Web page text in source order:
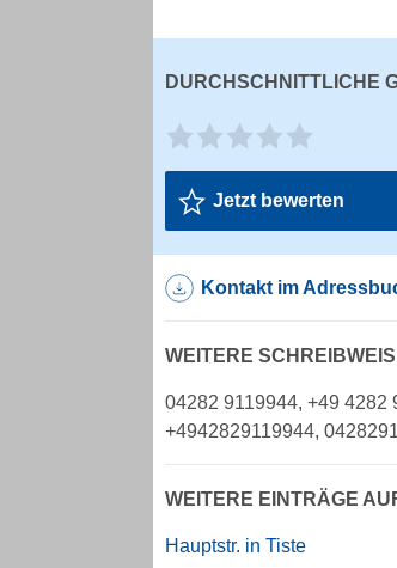
DURCHSCHNITTLICHE
Jetzt bewerten
Kontakt im
WEITERE
04282 9119944, +49 4282
+4942829119944,
WEITERE EINTRÄGE
Hauptstr. in Tiste